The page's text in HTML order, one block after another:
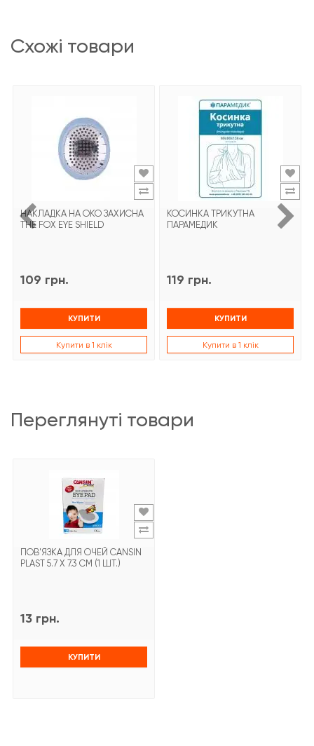
схожі товари
НАКЛАДКА НА ОКО ЗАХИСНА
ТHE FOX EYE SHIELD
109 грн.
КУПИТИ
Купити в 1 клік
КОСИНКА ТРИКУТНА
ПАРАМЕДИК
119 грн.
КУПИТИ
Купити в 1 клік
переглянуті товари
ПОВ'ЯЗКА ДЛЯ ОЧЕЙ CANSIN
PLAST 5.7 X 7.3 СМ (1 ШТ.)
13 грн.
КУПИТИ